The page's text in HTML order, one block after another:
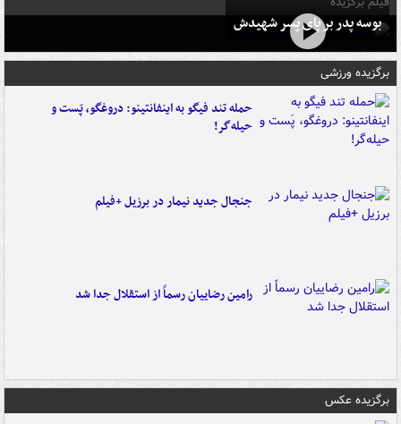
بوسه‌ پدر بر پای پسر شهیدش
برگزیده ورزشی
حمله تند فیگو به اینفانتینو: دروغگو، پَست‌ و
حیله‌گر!
جنجال جدید نیمار در برزیل +فیلم
رامین رضاییان رسماً از استقلال جدا شد
برگزیده عکس